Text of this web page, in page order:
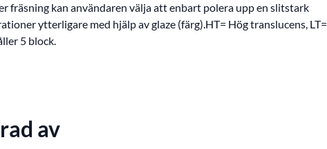
fräsning kan användaren välja att enbart polera upp en slitstark
ytterligare med hjälp av glaze (färg).HT= Hög translucens, LT=
5 block.
av